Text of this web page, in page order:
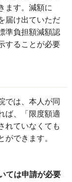
ます。減額に
届け出ていただ
準負担額減額認
することが必要
では、本人が同
ば、「限度額適
れていなくても
できます。
ては申請が必要